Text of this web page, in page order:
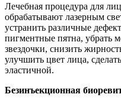
Лечебная процедура для
обрабатывают лазерным
устранить различные
пигментные пятна, убрать
звездочки, снизить
улучшить цвет лица,
эластичной.
Безинъекционная